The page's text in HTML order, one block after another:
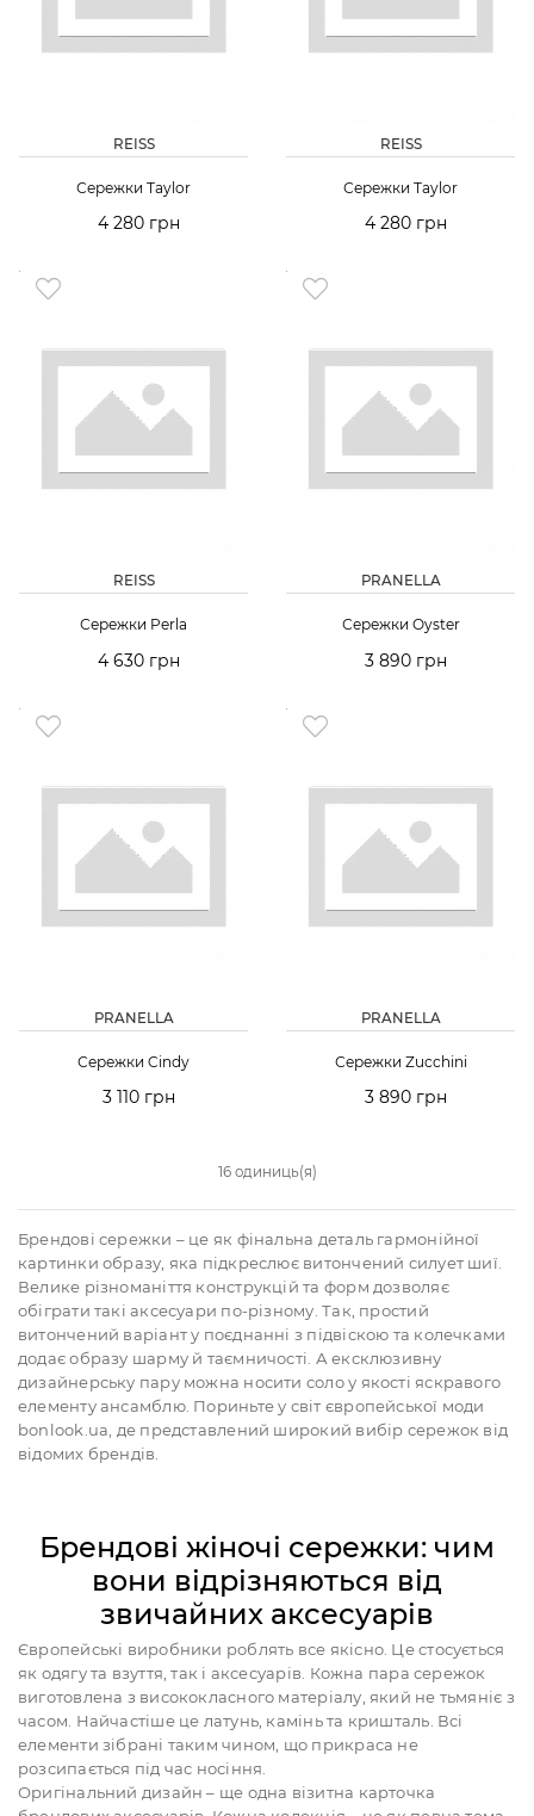
REISS
Сережки Taylor
4 280 грн
REISS
Сережки Taylor
4 280 грн
REISS
Сережки Perla
4 630 грн
PRANELLA
Сережки Oyster
3 890 грн
PRANELLA
Сережки Cindy
3 110 грн
PRANELLA
Сережки Zucchini
3 890 грн
16 одиниць(я)
Брендові сережки – це як фінальна деталь гармонійної
картинки образу, яка підкреслює витончений силует шиї.
Велике різноманіття конструкцій та форм дозволяє
обіграти такі аксесуари по-різному. Так, простий
витончений варіант у поєднанні з підвіскою та колечками
додає образу шарму й таємничості. А ексклюзивну
дизайнерську пару можна носити соло у якості яскравого
елементу ансамблю. Пориньте у світ європейської моди
bonlook.ua, де представлений широкий вибір сережок від
відомих брендів.
Брендові жіночі сережки: чим
вони відрізняються від
звичайних аксесуарів
Європейські виробники роблять все якісно. Це стосується
як одягу та взуття, так і аксесуарів. Кожна пара сережок
виготовлена з висококласного матеріалу, який не тьмяніє з
часом. Найчастіше це латунь, камінь та кришталь. Всі
елементи зібрані таким чином, що прикраса не
розсипається під час носіння.
Оригінальний дизайн – ще одна візитна карточка